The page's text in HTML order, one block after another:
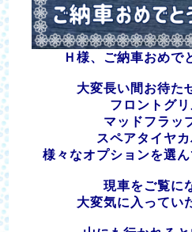
Ｈ様、ご納車おめで
大変長い間お待た
フロントグリ
マッドフラッ
スペアタイヤカ
様々なオプションを選
現車をご覧に
大変気に入ってい